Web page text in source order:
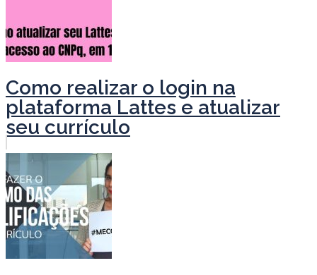
Como realizar o login na
plataforma Lattes e atualizar
seu currículo